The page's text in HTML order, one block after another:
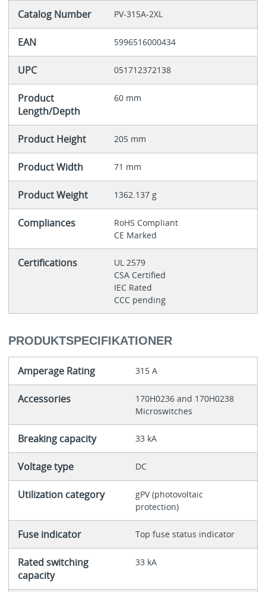
Catalog Number PV-315A-2XL
EAN 5996516000434
UPC 051712372138
Product
Length/Depth
60 mm
Product Height 205 mm
Product Width 71 mm
Product Weight 1362.137 g
Compliances
RoHS Compliant
CE Marked
Certifications
UL 2579
CSA Certified
IEC Rated
CCC pending
PRODUKTSPECIFIKATIONER
Amperage Rating 315 A
Accessories
170H0236 and 170H0238
Microswitches
Breaking capacity 33 kA
Voltage type DC
Utilization category
gPV (photovoltaic
protection)
Fuse indicator Top fuse status indicator
Rated switching
capacity
33 kA